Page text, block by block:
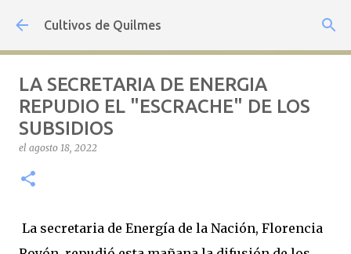
Ir al contenido principal
Cultivos de Quilmes
LA SECRETARIA DE ENERGIA
REPUDIO EL "ESCRACHE" DE LOS
SUBSIDIOS
el agosto 18, 2022
La secretaria de Energía de la Nación, Florencia